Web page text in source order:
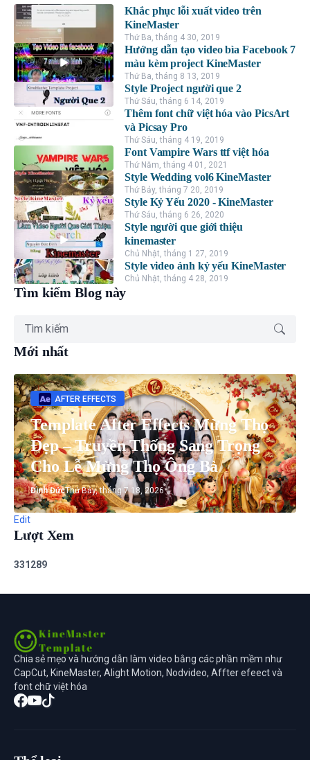
Khắc phục lỗi xuất video trên
KineMaster
Thứ Ba, tháng 4 30, 2019
Hướng dẫn tạo video bìa Facebook 7
màu kèm project KineMaster
Thứ Ba, tháng 8 13, 2019
Style Project người que 2
Thứ Sáu, tháng 6 14, 2019
Thêm font chữ việt hóa vào PicsArt
và Picsay Pro
Thứ Sáu, tháng 4 19, 2019
Font Vampire Wars ttf việt hóa
Thứ Năm, tháng 4 01, 2021
Style Wedding vol6 KineMaster
Thứ Bảy, tháng 7 20, 2019
Style Kỷ Yếu 2020 - KineMaster
Thứ Sáu, tháng 6 26, 2020
Style người que giới thiệu
kinemaster
Chủ Nhật, tháng 1 27, 2019
Style video ảnh kỷ yếu KineMaster
Chủ Nhật, tháng 4 28, 2019
Tìm kiếm Blog này
Mới nhất
AFTER EFFECTS
Template After Effects Mừng Thọ
Đẹp – Truyền Thống Sang Trọng
Cho Lễ Mừng Thọ Ông Bà
Đình ĐứcThứ Bảy, tháng 7 18, 2026
Edit
Lượt Xem
331 289
Chia sẻ mẹo và hướng dẫn làm video bằng các phần mềm như
CapCut, KineMaster, Alight Motion, Nodvideo, Affter efeect và
font chữ việt hóa